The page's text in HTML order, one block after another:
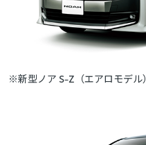
※新型ノア S-Z（エアロモデル）